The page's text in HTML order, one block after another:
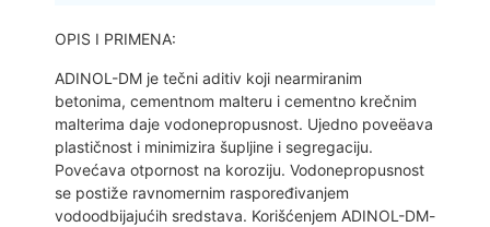
OPIS I PRIMENA:
ADINOL-DM je tečni aditiv koji nearmiranim
betonima, cementnom malteru i cementno krečnim
malterima daje vodonepropusnost. Ujedno poveëava
plastičnost i minimizira šupljine i segregaciju.
Povećava otpornost na koroziju. Vodonepropusnost
se postiže ravnomernim raspoređivanjem
vodoodbijajućih sredstava. Korišćenjem ADINOL-DM-